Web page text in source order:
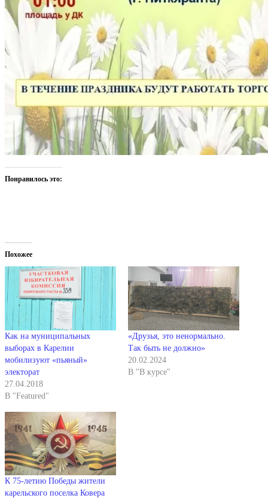
Понравилось это:
Похожее
Как на муниципальных
выборах в Карелии
мобилизуют «пьяный»
электорат
27.04.2018
В "Featured"
«Друзья, это ненормально.
Так быть не должно»
20.02.2024
В "В курсе"
К 75-летию Победы жители
карельского поселка Ковера